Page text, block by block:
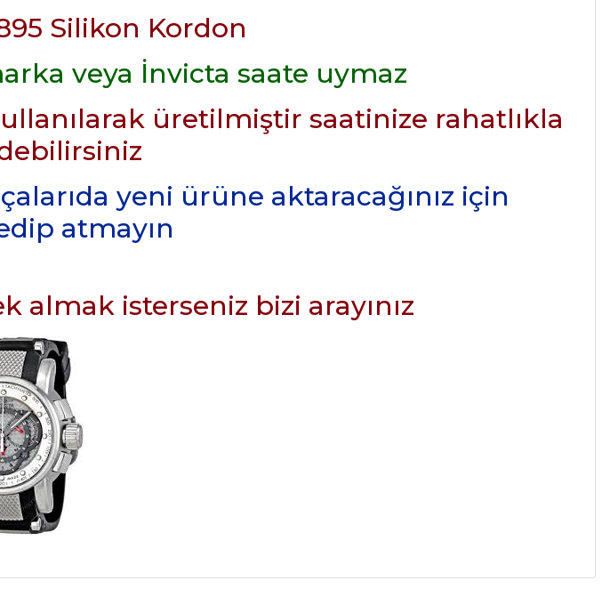
Silikon Kordon
veya İnvicta saate uymaz
üretilmiştir saatinize rahatlıkla
yeni ürüne aktaracağınız için
atmayın
almak isterseniz bizi arayınız